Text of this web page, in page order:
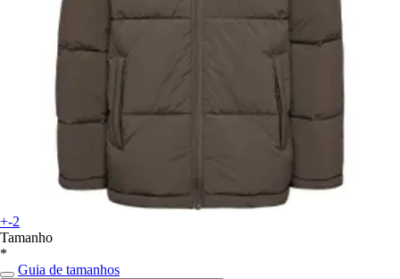
+-2
Tamanho
*
Guia de tamanhos